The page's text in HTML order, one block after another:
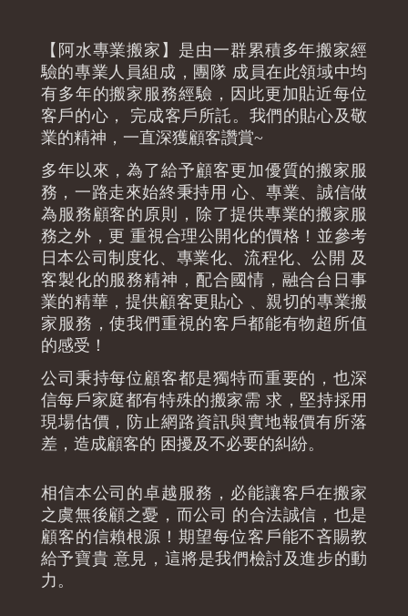
【阿水專業搬家】是由一群累積多年搬家經
驗的專業人員組成，團隊 成員在此領域中均
有多年的搬家服務經驗，因此更加貼近每位
客戶的心， 完成客戶所託。我們的貼心及敬
業的精神，一直深獲顧客讚賞~
多年以來，為了給予顧客更加優質的搬家服
務，一路走來始終秉持用 心、專業、誠信做
為服務顧客的原則，除了提供專業的搬家服
務之外，更 重視合理公開化的價格！並參考
日本公司制度化、專業化、流程化、公開 及
客製化的服務精神，配合國情，融合台日事
業的精華，提供顧客更貼心 、親切的專業搬
家服務，使我們重視的客戶都能有物超所值
的感受！
公司秉持每位顧客都是獨特而重要的，也深
信每戶家庭都有特殊的搬家需 求，堅持採用
現場估價，防止網路資訊與實地報價有所落
差，造成顧客的 困擾及不必要的糾紛。
相信本公司的卓越服務，必能讓客戶在搬家
之虞無後顧之憂，而公司 的合法誠信，也是
顧客的信賴根源！期望每位客戶能不吝賜教
給予寶貴 意見，這將是我們檢討及進步的動
力。